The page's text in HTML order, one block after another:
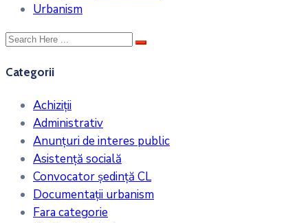
Urbanism
Categorii
Achiziții
Administrativ
Anunțuri de interes public
Asistență socială
Convocator ședință CL
Documentații urbanism
Fara categorie